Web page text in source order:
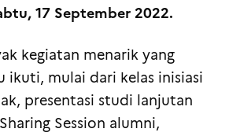
17 September 2022.
kegiatan menarik yang
ikuti, mulai dari kelas inisiasi
presentasi studi lanjutan
Session alumni,